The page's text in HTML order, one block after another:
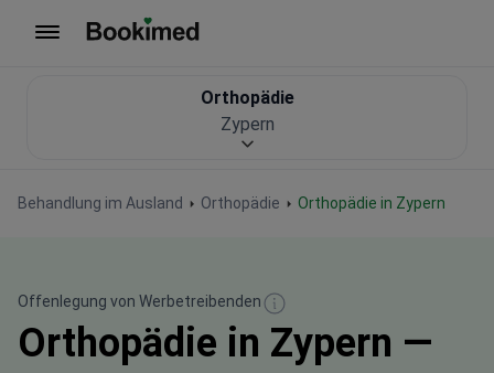
Behandlung im Ausland Orthopädie Orthopädie in Zypern
Orthopädie
Zypern
Offenlegung von Werbetreibenden
Orthopädie in Zypern —